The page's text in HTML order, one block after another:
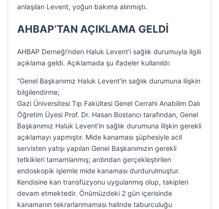
anlaşılan Levent, yoğun bakıma alınmıştı.
AHBAP’TAN AÇIKLAMA GELDİ
AHBAP Derneği’nden Haluk Levent’i sağlık durumuyla ilgili
açıklama geldi. Açıklamada şu ifadeler kullanıldı:
“Genel Başkanımız Haluk Levent’in sağlık durumuna ilişkin
bilgilendirme;
Gazi Üniversitesi Tıp Fakültesi Genel Cerrahi Anabilim Dalı
Öğretim Üyesi Prof. Dr. Hasan Bostancı tarafından, Genel
Başkanımız Haluk Levent’in sağlık durumuna ilişkin gerekli
açıklamayı yapmıştır. Mide kanaması şüphesiyle acil
servisten yatışı yapılan Genel Başkanımızın gerekli
tetkikleri tamamlanmış; ardından gerçekleştirilen
endoskopik işlemle mide kanaması durdurulmuştur.
Kendisine kan transfüzyonu uygulanmış olup, takipleri
devam etmektedir. Önümüzdeki 2 gün içerisinde
kanamanın tekrarlanmaması halinde taburculuğu